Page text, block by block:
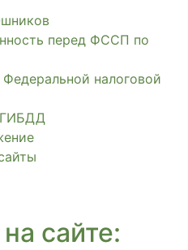
перед ФССП по
налоговой
ГИБДД
сайте: